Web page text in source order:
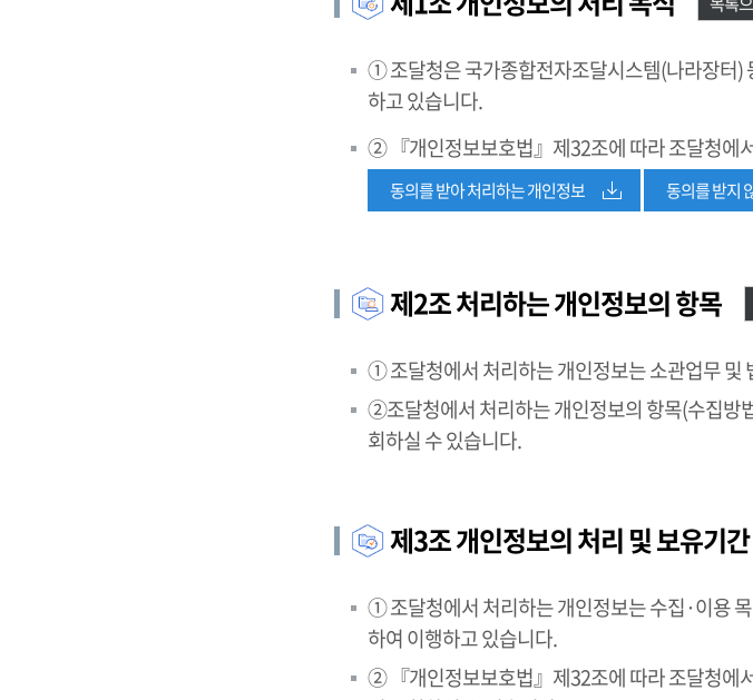
① 조달청은 국가종합전자조달시스템(나라장터)
하고 있습니다.
② 『개인정보보호법』제32조에 따라 조달청에
동의를 받아 처리하는 개인정보 동의를 받지
제2조 처리하는 개인정보의 항목
① 조달청에서 처리하는 개인정보는 소관업무 및
②조달청에서 처리하는 개인정보의 항목(수집방
회하실 수 있습니다.
제3조 개인정보의 처리 및 보유기간
① 조달청에서 처리하는 개인정보는 수집·이용
하여 이행하고 있습니다.
② 『개인정보보호법』제32조에 따라 조달청에